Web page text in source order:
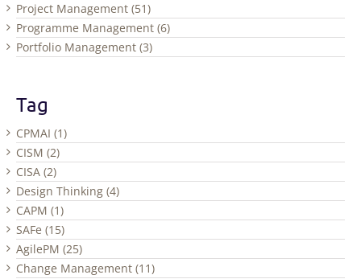
Project Management (51)
Programme Management (6)
Portfolio Management (3)
Tag
CPMAI (1)
CISM (2)
CISA (2)
Design Thinking (4)
CAPM (1)
SAFe (15)
AgilePM (25)
Change Management (11)